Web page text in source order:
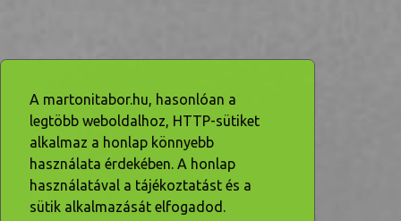
A martonitabor.hu, hasonlóan a
legtöbb weboldalhoz, HTTP-sütiket
alkalmaz a honlap könnyebb
használata érdekében. A honlap
használatával a tájékoztatást és a
sütik alkalmazását elfogadod.